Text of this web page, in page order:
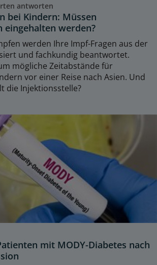
antworten
bei Kindern: Müssen
eingehalten werden?
werden Ihre Impf-Fragen aus der
und fachkundig beantwortet.
mögliche Zeitabstände für
vor einer Reise nach Asien. Und
die Injektionsstelle?
mit MODY-Diabetes nach